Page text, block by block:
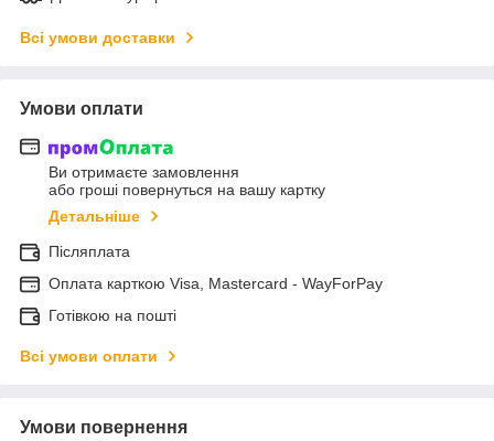
Всі умови доставки
Умови оплати
Ви отримаєте замовлення
або гроші повернуться на вашу картку
Детальніше
Післяплата
Оплата карткою Visa, Mastercard - WayForPay
Готівкою на пошті
Всі умови оплати
Умови повернення